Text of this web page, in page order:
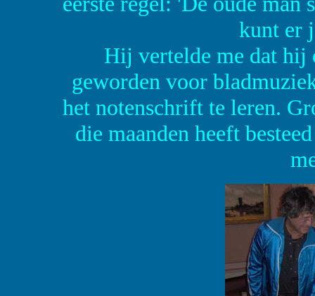
kunt er
Hij vertelde me dat hij
geworden voor
het notenschrift te leren.
die maanden heeft